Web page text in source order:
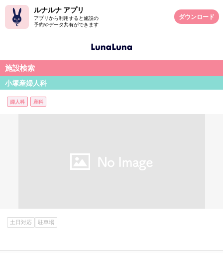
ルナルナ アプリ
アプリから利用すると施設の
予約やデータ共有ができます
ダウンロード
施設検索
小塚産婦人科
婦人科 産科
土日対応 駐車場